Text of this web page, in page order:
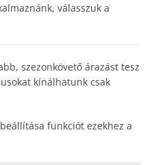
válasszuk a
szezonkövető árazást tesz
kínálhatunk csak
funkciót ezekhez a